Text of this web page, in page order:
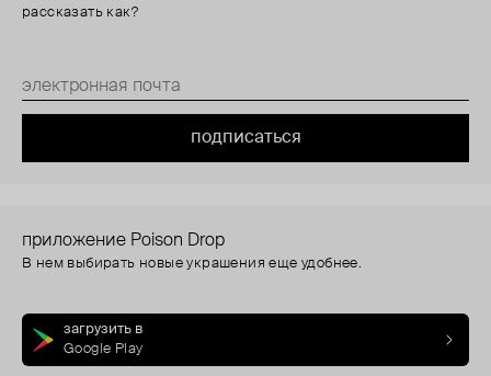
рассказать как?
подписаться
приложение Poison Drop
В нем выбирать новые украшения еще удобнее.
загрузить в
Google Play